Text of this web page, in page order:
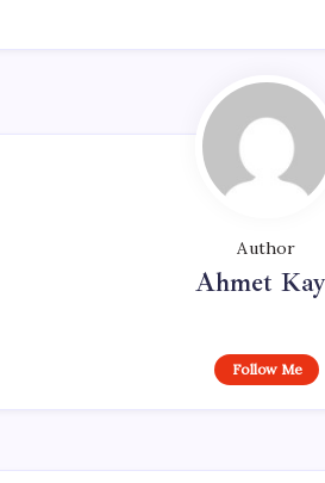
Author
Ahmet
Follow Me